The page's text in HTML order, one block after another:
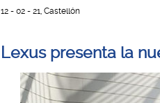
12 - 02 - 21, Castellón
Lexus presenta la